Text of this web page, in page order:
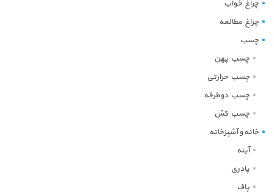
چراغ خواب
چراغ مطالعه
چسب
چسب پهن
چسب حرارتی
چسب دوطرفه
چسب کش
خانه و آشپزخانه
آینه
پادری
پاف